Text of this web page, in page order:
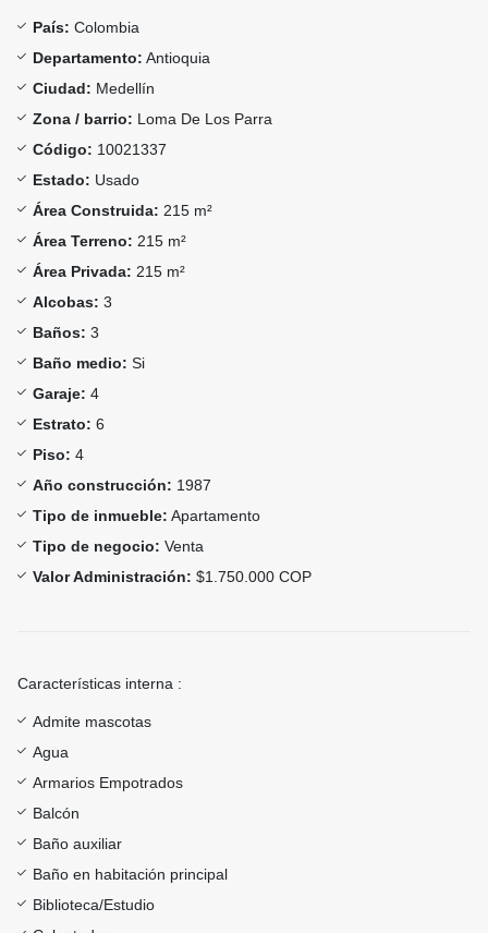
País: Colombia
Departamento: Antioquia
Ciudad: Medellín
Zona / barrio: Loma De Los Parra
Código: 10021337
Estado: Usado
Área Construida: 215 m²
Área Terreno: 215 m²
Área Privada: 215 m²
Alcobas: 3
Baños: 3
Baño medio: Si
Garaje: 4
Estrato: 6
Piso: 4
Año construcción: 1987
Tipo de inmueble: Apartamento
Tipo de negocio: Venta
Valor Administración: $1.750.000 COP
Características interna :
Admite mascotas
Agua
Armarios Empotrados
Balcón
Baño auxiliar
Baño en habitación principal
Biblioteca/Estudio